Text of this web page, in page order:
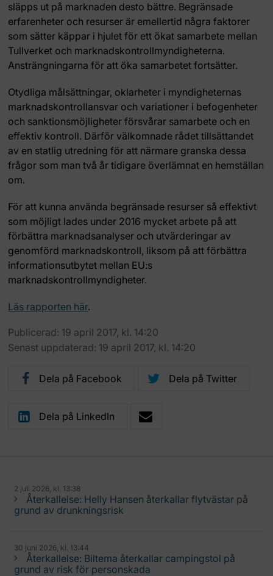
släpps ut på marknaden desto bättre. Begränsade
erfarenheter och resurser är emellertid några faktorer
som sätter käppar i hjulet för ett ökat samarbete mellan
Tullverket och marknadskontrollmyndigheterna.
Ansträngningarna för att öka samarbetet fortsätter.
Otydliga målsättningar, oklarheter i myndigheternas
marknadskontrollansvar och variationer i befogenheter
och sanktionsmöjligheter försvårar samarbete och en
effektiv kontroll. Därför välkomnade rådet tillsättandet
av en statlig utredning för att närmare granska dessa
frågor som man två år tidigare överlämnat en hemställan
om.
För att kunna använda begränsade resurser så effektivt
som möjligt lades under 2016 mycket arbete på att
förbättra marknadsanalyser och utvärderingar av
genomförd marknadskontroll, liksom på att förbättra
informationsutbytet mellan EU:s
marknadskontrollmyndigheter.
Läs rapporten här.
Publicerad: 19 april 2017, kl. 14:20
Senast uppdaterad: 19 april 2017, kl. 14:20
Dela på Facebook Dela på Twitter
Dela på LinkedIn
2 juli 2026, kl. 13:38
Återkallelse: Helly Hansen återkallar flytvästar på
grund av drunkningsrisk
30 juni 2026, kl. 13:44
Återkallelse: Biltema återkallar campingstol på
grund av risk för personskada